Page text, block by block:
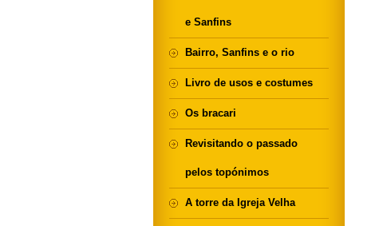
e Sanfins
Bairro, Sanfins e o rio
Livro de usos e costumes
Os bracari
Revisitando o passado
pelos topónimos
A torre da Igreja Velha